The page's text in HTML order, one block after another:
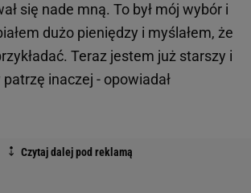
się nade mną. To był mój wybór i
dużo pieniędzy i myślałem, że
Teraz jestem już starszy i
inaczej - opowiadał